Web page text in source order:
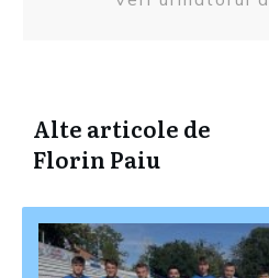
Alte articole de
Florin Paiu